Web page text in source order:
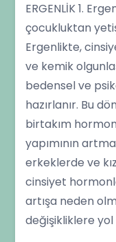
ve
ERGENLİK 1.
çocukluktan
Ergenlikte,
ve kemik
bedensel ve
hazırlanır. Bu
birtakım
yapımının
erkeklerde ve
cinsiyet
artışa neden
değişikliklere yol